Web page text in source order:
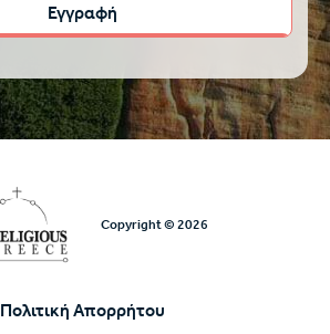
Copyright © 2026
Υποσέλιδο
Πολιτική Απορρήτου